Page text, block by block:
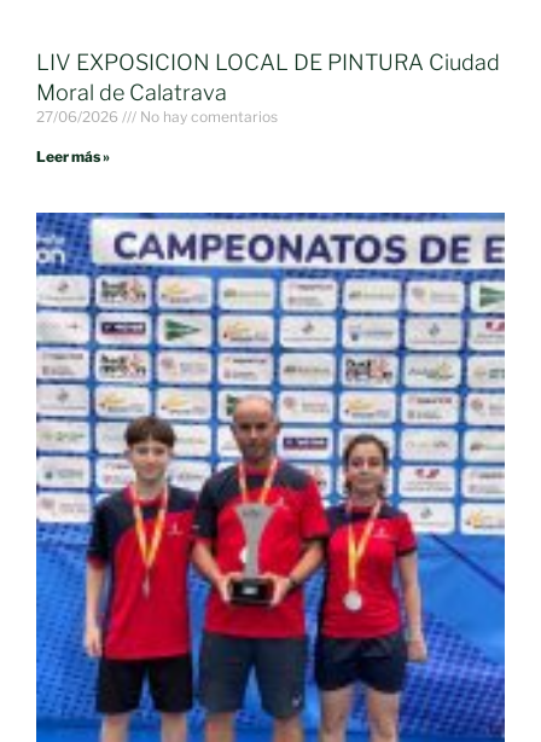
LIV EXPOSICION LOCAL DE PINTURA Ciudad
Moral de Calatrava
27/06/2026 No hay comentarios
Leer más »